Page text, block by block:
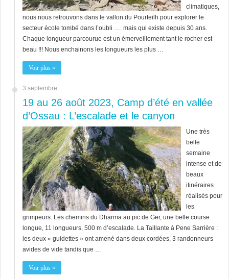
climatiques,
nous nous retrouvons dans le vallon du Pourteilh pour explorer le
secteur école tombé dans l’oubli …. mais qui existe depuis 30 ans.
Chaque longueur parcourue est un émerveillement tant le rocher est
beau !!! Nous enchainons les longueurs les plus …
Voir plus »
3 septembre
19 au 26 août 2023, Camp d’été en vallée
d’Ossau : L’escalade et le canyon
Une très
belle
semaine
intense et de
beaux
itinéraires
réalisés pour
les
grimpeurs. Les chemins du Dharma au pic de Ger, une belle course
longue, 11 longueurs, 500 m d’escalade. La Taillante à Pene Sarrière :
les deux « guidettes » ont amené dans deux cordées, 3 randonneurs
avides de vide tandis que …
Voir plus »